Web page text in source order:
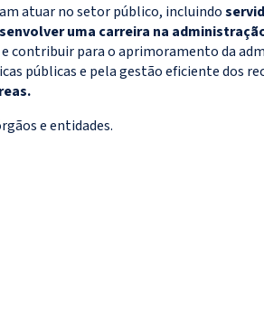
atuar no setor público, incluindo
uma carreira na
contribuir para o aprimoramento da
públicas e pela gestão eficiente dos
e entidades.